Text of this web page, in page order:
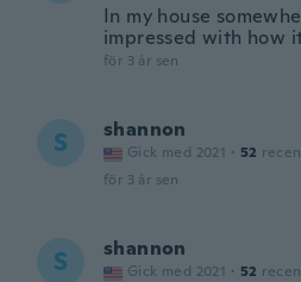
In my house
impressed with how
för 3 år sen
S shannon
Gick med 2021 · 52
för 3 år sen
S shannon
Gick med 2021 · 52